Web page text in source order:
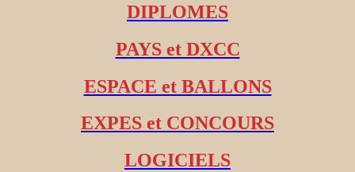
DIPLOMES
PAYS et DXCC
ESPACE et BALLONS
EXPES et CONCOURS
LOGICIELS